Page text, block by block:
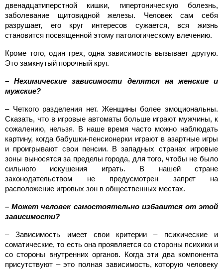
двенадцатиперстной кишки, гипертоническую болезнь,
заболевание щитовидной железы. Человек сам себя
разрушает, его круг интересов сужается, вся жизнь
становится посвященной этому патологическому влечению.
Кроме того, один грех, одна зависимость вызывает другую.
Это замкнутый порочный круг.
– Нехимические зависимости делятся на женские и
мужские?
– Четкого разделения нет. Женщины более эмоциональны.
Сказать, что в игровые автоматы больше играют мужчины, к
сожалению, нельзя. В наше время часто можно наблюдать
картину, когда бабушки-пенсионерки играют в азартные игры
и проигрывают свои пенсии. В западных странах игровые
зоны выносятся за пределы города, для того, чтобы не было
сильного искушения играть. В нашей стране
законодательством не предусмотрен запрет на
расположение игровых зон в общественных местах.
– Может человек самостоятельно избавится от этой
зависимости?
– Зависимость имеет свои критерии – психические и
соматические, то есть она проявляется со стороны психики и
со стороны внутренних органов. Когда эти два компонента
присутствуют – это полная зависимость, которую человеку